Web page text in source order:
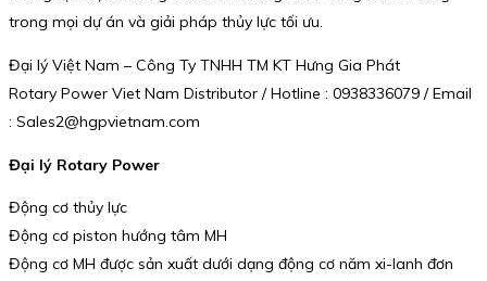
trong mọi dự án và giải pháp thủy lực tối ưu.
Đại lý Việt Nam – Công Ty TNHH TM KT Hưng Gia Phát
Rotary Power Viet Nam Distributor / Hotline : 0938336079 / Email
: Sales2@hgpvietnam.com
Đại lý Rotary Power
Động cơ thủy lực
Động cơ piston hướng tâm MH
Động cơ MH được sản xuất dưới dạng động cơ năm xi-lanh đơn